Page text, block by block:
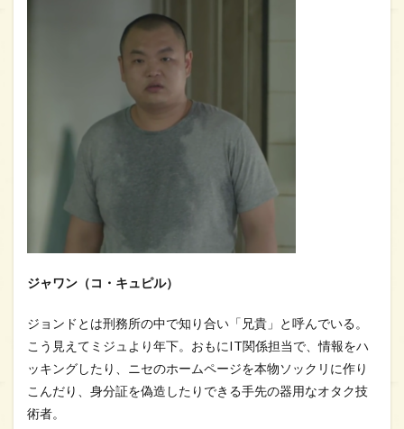
ジャワン（コ・キュピル）
ジョンドとは刑務所の中で知り合い「兄貴」と呼んでいる。
こう見えてミジュより年下。おもにIT関係担当で、情報をハ
ッキングしたり、ニセのホームページを本物ソックリに作り
こんだり、身分証を偽造したりできる手先の器用なオタク技
術者。